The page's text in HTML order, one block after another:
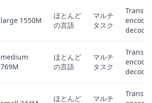
large 1550M
ほとんど
の言語
マルチ
タスク
decoder
medium
769M
ほとんど
の言語
マルチ
タスク
decoder
ほとんど マルチ